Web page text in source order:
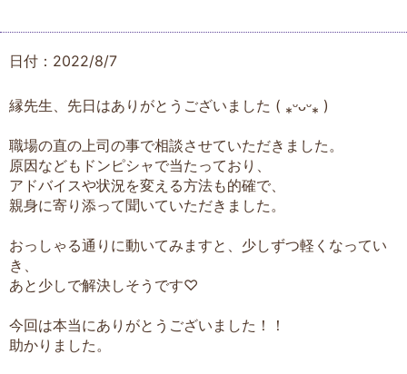
日付：2022/8/7
縁先生、先日はありがとうございました ( ⁎ᵕᴗᵕ⁎ )︎
職場の直の上司の事で相談させていただきました。
原因などもドンピシャで当たっており、
アドバイスや状況を変える方法も的確で、
親身に寄り添って聞いていただきました。
おっしゃる通りに動いてみますと、少しずつ軽くなってい
き、
あと少しで解決しそうです♡
今回は本当にありがとうございました！！
助かりました。